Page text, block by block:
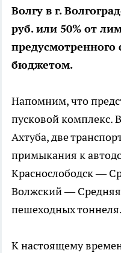
Волгу в г.
руб. или 50% от
бюджетом.
Напомним, что
пусковой комплекс.
Ахтуба, две
примыкания к
Краснослободск —
Волжский — Средняя
пешеходных тоннеля.
К настоящему